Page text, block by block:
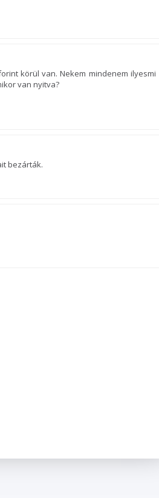
körül van. Nekem mindenem ilyesmi
van nyitva?
bezárták.